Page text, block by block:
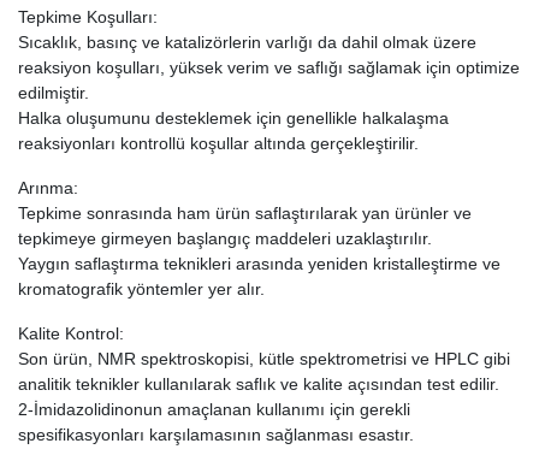
Tepkime Koşulları:
Sıcaklık, basınç ve katalizörlerin varlığı da dahil olmak üzere
reaksiyon koşulları, yüksek verim ve saflığı sağlamak için optimize
edilmiştir.
Halka oluşumunu desteklemek için genellikle halkalaşma
reaksiyonları kontrollü koşullar altında gerçekleştirilir.
Arınma:
Tepkime sonrasında ham ürün saflaştırılarak yan ürünler ve
tepkimeye girmeyen başlangıç maddeleri uzaklaştırılır.
Yaygın saflaştırma teknikleri arasında yeniden kristalleştirme ve
kromatografik yöntemler yer alır.
Kalite Kontrol:
Son ürün, NMR spektroskopisi, kütle spektrometrisi ve HPLC gibi
analitik teknikler kullanılarak saflık ve kalite açısından test edilir.
2-İmidazolidinonun amaçlanan kullanımı için gerekli
spesifikasyonları karşılamasının sağlanması esastır.